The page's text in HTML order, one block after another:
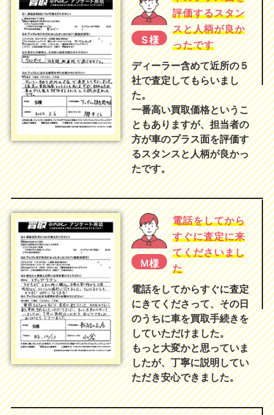
Ｓ様
評価するスタン
スと人柄が良か
ったです
ディーラー含めて近所の５
社で査定してもらいまし
た。
一番高い買取価格というこ
ともありますが、担当者の
方が車のプラス面を評価す
るスタンスと人柄が良かっ
たです。
Ｍ様
電話をしてから
すぐに査定に来
てくださいまし
た
電話をしてからすぐに査定
にきてくださって、その日
のうちに車を買取手続きを
していただけました。
もっと大変かと思っていま
したが、丁寧に説明してい
ただき安心できました。